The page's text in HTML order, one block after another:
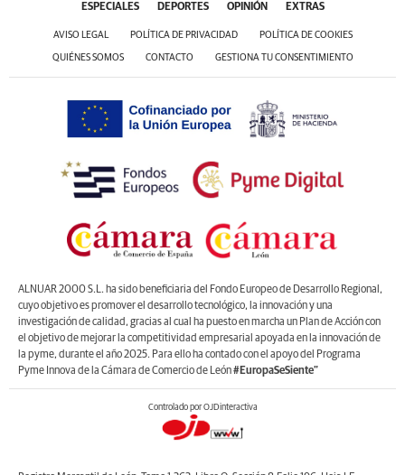
ESPECIALES DEPORTES OPINIÓN EXTRAS
AVISO LEGAL POLÍTICA DE PRIVACIDAD POLÍTICA DE COOKIES
QUIÉNES SOMOS CONTACTO GESTIONA TU CONSENTIMIENTO
ALNUAR 2000 S.L. ha sido beneficiaria del Fondo Europeo de Desarrollo Regional,
cuyo objetivo es promover el desarrollo tecnológico, la innovación y una
investigación de calidad, gracias al cual ha puesto en marcha un Plan de Acción con
el objetivo de mejorar la competitividad empresarial apoyada en la innovación de
la pyme, durante el año 2025. Para ello ha contado con el apoyo del Programa
Pyme Innova de la Cámara de Comercio de León#EuropaSeSiente”
Controlado por OJDinteractiva